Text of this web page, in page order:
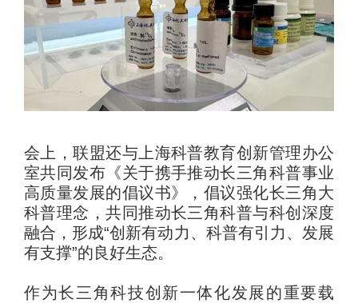
会上，联盟还与上海科普教育创新管理办公
室共同发布《关于携手推动长三角科普事业
高质量发展的倡议书》，倡议强化长三角大
科普理念，共同推动长三角科普与科创深度
融合，形成“创新有动力、科普有引力、发展
有支撑”的良好生态。
作为长三角科技创新一体化发展的重要载